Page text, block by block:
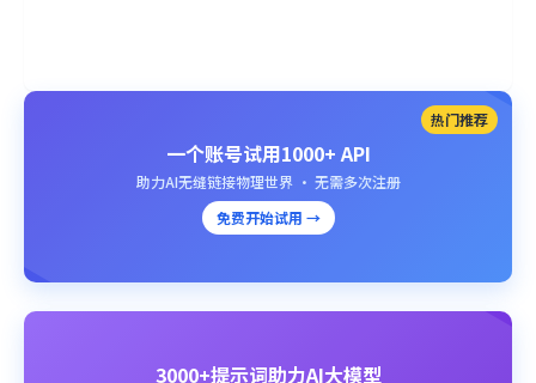
热门推荐
一个账号试用1000+ API
助力AI无缝链接物理世界 · 无需多次注册
免费开始试用 →
3000+提示词助力AI大模型